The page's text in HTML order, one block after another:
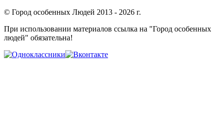
© Город особенных Людей 2013 - 2026 г.
При использовании материалов ссылка на "Город особенных
людей" обязательна!